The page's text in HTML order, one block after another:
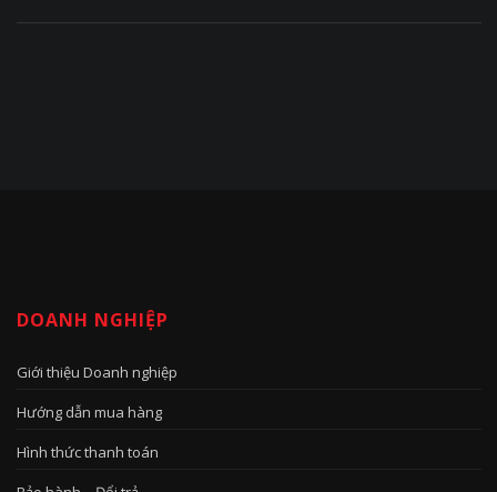
DOANH NGHIỆP
Giới thiệu Doanh nghiệp
Hướng dẫn mua hàng
Hình thức thanh toán